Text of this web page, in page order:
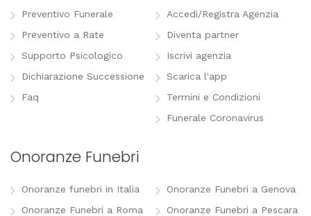
Preventivo Funerale
Preventivo a Rate
Supporto Psicologico
Dichiarazione Successione
Faq
Accedi/Registra Agenzia
Diventa partner
Iscrivi agenzia
Scarica l'app
Termini e Condizioni
Funerale Coronavirus
Onoranze Funebri
Onoranze funebri in Italia
Onoranze Funebri a Roma
Onoranze Funebri a Genova
Onoranze Funebri a Pescara